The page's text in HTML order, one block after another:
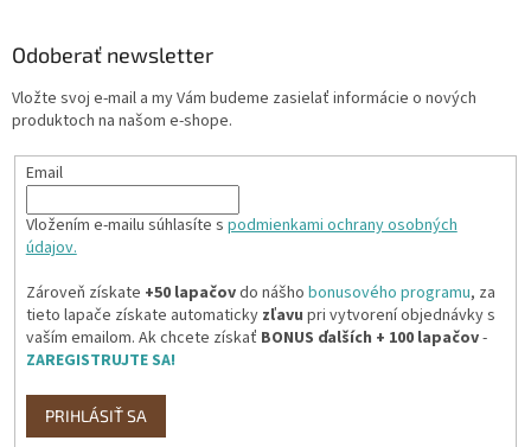
Odoberať newsletter
Vložte svoj e-mail a my Vám budeme zasielať informácie o nových
produktoch na našom e-shope.
Email
Vložením e-mailu súhlasíte s podmienkami ochrany osobných
údajov.
Zároveň získate +50 lapačovdo nášho bonusového programu, za
tieto lapače získate automaticky zľavu pri vytvorení objednávky s
vaším emailom. Ak chcete získať BONUS ďalších + 100 lapačov-
ZAREGISTRUJTE SA!
PRIHLÁSIŤ SA